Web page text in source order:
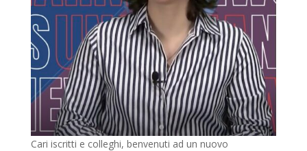
Cari iscritti e colleghi, benvenuti ad un nuovo